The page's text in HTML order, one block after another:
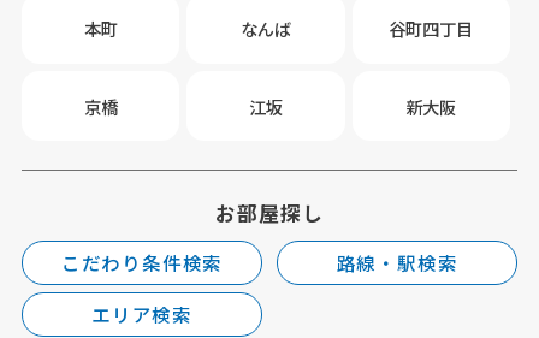
本町 なんば 谷町四丁目
京橋 江坂 新大阪
お部屋探し
こだわり条件検索
路線・駅検索
エリア検索